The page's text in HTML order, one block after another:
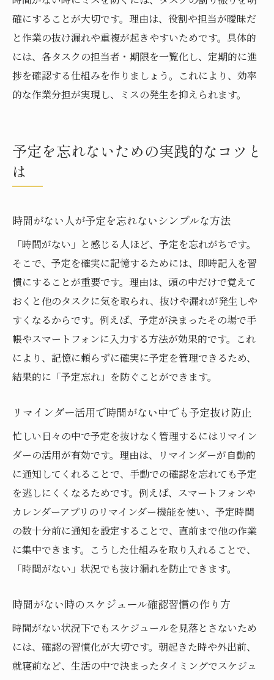
確にすることが大切です。理由は、役割や担当が曖昧だ
と作業の抜け漏れや重複が起きやすいためです。具体的
には、各タスクの担当者・期限を一覧化し、定期的に進
捗を確認する仕組みを作りましょう。これにより、効率
的な作業分担が実現し、ミスの発生を抑えられます。
予定を忘れないための実践的なコツと
は
時間がない人が予定を忘れないシンプルな方法
「時間がない」と感じる人ほど、予定を忘れがちです。
そこで、予定を確実に記憶するためには、即時記入を習
慣にすることが重要です。理由は、頭の中だけで覚えて
おくと他のタスクに気を取られ、抜けや漏れが発生しや
すくなるからです。例えば、予定が決まったその場で手
帳やスマートフォンに入力する方法が効果的です。これ
により、記憶に頼らずに確実に予定を管理できるため、
結果的に「予定忘れ」を防ぐことができます。
リマインダー活用で時間がない中でも予定抜け防止
忙しい日々の中で予定を抜けなく管理するにはリマイン
ダーの活用が有効です。理由は、リマインダーが自動的
に通知してくれることで、手動での確認を忘れても予定
を逃しにくくなるためです。例えば、スマートフォンや
カレンダーアプリのリマインダー機能を使い、予定時間
の数十分前に通知を設定することで、直前まで他の作業
に集中できます。こうした仕組みを取り入れることで、
「時間がない」状況でも抜け漏れを防止できます。
時間がない時のスケジュール確認習慣の作り方
時間がない状況下でもスケジュールを見落とさないため
には、確認の習慣化が大切です。朝起きた時や外出前、
就寝前など、生活の中で決まったタイミングでスケジュ